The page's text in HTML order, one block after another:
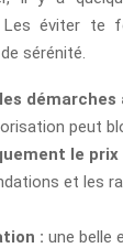
Les éviter te
sérénité.
peut
le
et les
: une belle